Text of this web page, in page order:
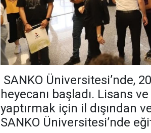
SANKO Üniversitesi’nde,
heyecanı başladı. Lisans
yaptırmak için il dışından
SANKO Üniversitesi’nde